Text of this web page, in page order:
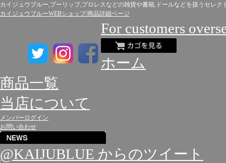
カイジュウブルー,プーリップ,プロレスなどの雑貨や書籍,ドールなどを扱うセレク
カイジュウブルーWEBショップ/商品詳細ページ
For customers
ホーム
商品一覧
当店について
メンバーログイン
お問い合わせ
@KAIJUBLUE からのツイート